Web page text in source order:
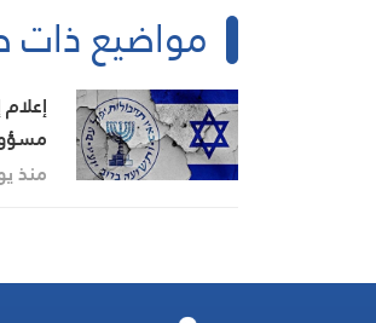
مواضيع ذات
بعد
منذ